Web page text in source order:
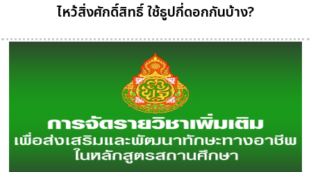
ไหว้สิ่งศักดิ์สิทธิ์ ใช้ธูปกี่ดอกกันบ้าง?